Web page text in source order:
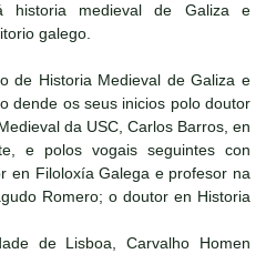
historia medieval de Galiza e
galego.
de Historia Medieval de Galiza e
dende os seus inicios polo doutor
da USC, Carlos Barros, en
e polos vogais seguintes con
en Filoloxía Galega e profesor na
Romero; o doutor en Historia
de Lisboa, Carvalho Homen